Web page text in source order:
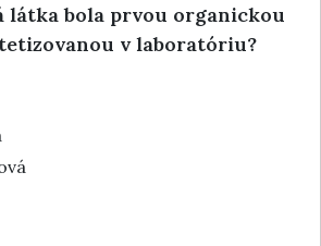
látka bola prvou organickou
v laboratóriu?